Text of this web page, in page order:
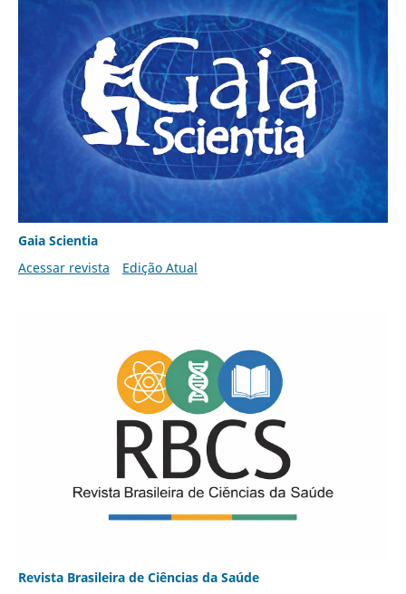
Gaia Scientia
Acessar revista
Edição Atual
Revista Brasileira de Ciências da Saúde